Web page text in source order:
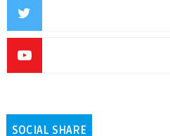
SOCIAL SHARE